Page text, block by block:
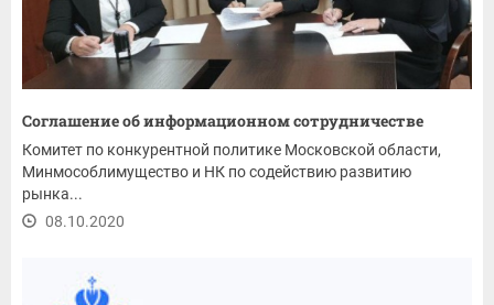
Соглашение об информационном сотрудничестве
Комитет по конкурентной политике Московской области,
Минмособлимущество и НК по содействию развитию
рынка...
08.10.2020